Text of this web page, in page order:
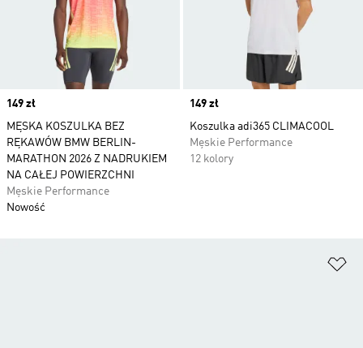
Price
149 zł
MĘSKA KOSZULKA BEZ
RĘKAWÓW BMW BERLIN-
MARATHON 2026 Z NADRUKIEM
NA CAŁEJ POWIERZCHNI
Męskie Performance
Nowość
Price
149 zł
Koszulka adi365 CLIMACOOL
Męskie Performance
12 kolory